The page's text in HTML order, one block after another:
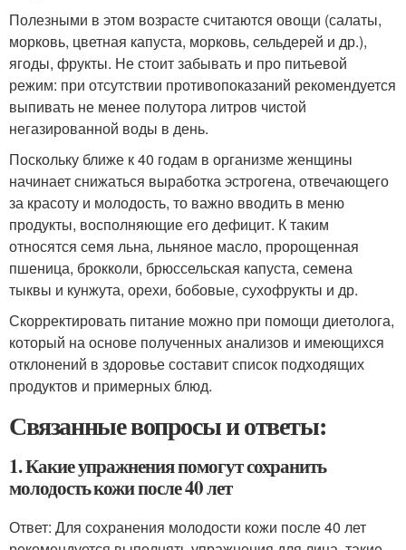
Полезными в этом возрасте считаются овощи (салаты,
морковь, цветная капуста, морковь, сельдерей и др.),
ягоды, фрукты. Не стоит забывать и про питьевой
режим: при отсутствии противопоказаний рекомендуется
выпивать не менее полутора литров чистой
негазированной воды в день.
Поскольку ближе к 40 годам в организме женщины
начинает снижаться выработка эстрогена, отвечающего
за красоту и молодость, то важно вводить в меню
продукты, восполняющие его дефицит. К таким
относятся семя льна, льняное масло, пророщенная
пшеница, брокколи, брюссельская капуста, семена
тыквы и кунжута, орехи, бобовые, сухофрукты и др.
Скорректировать питание можно при помощи диетолога,
который на основе полученных анализов и имеющихся
отклонений в здоровье составит список подходящих
продуктов и примерных блюд.
Связанные вопросы и ответы:
1. Какие упражнения помогут сохранить
молодость кожи после 40 лет
Ответ: Для сохранения молодости кожи после 40 лет